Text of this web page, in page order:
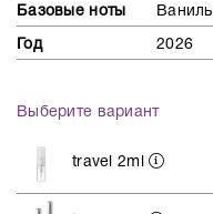
Базовые ноты Ваниль
Год 2026
Выберите вариант
travel 2ml